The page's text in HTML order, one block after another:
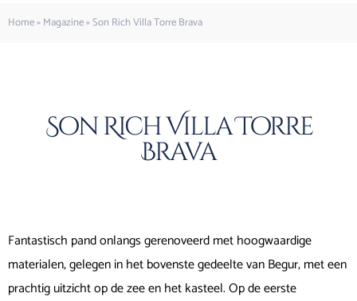
Home»Magazine»Son Rich Villa Torre Brava
Son Rich Villa Torre
Brava
Fantastisch pand onlangs gerenoveerd met hoogwaardige
materialen, gelegen in het bovenste gedeelte van Begur, met een
prachtig uitzicht op de zee en het kasteel. Op de eerste